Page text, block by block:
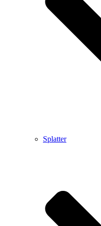
Splatter